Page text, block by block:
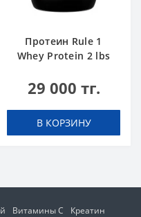
Протеин Rule 1
Whey Protein 2 lbs
Мороженое
29 000 тг.
В КОРЗИНУ
Витамины C
Креатин